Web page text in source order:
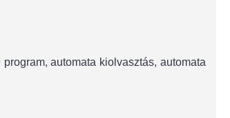
automata kiolvasztás, automata